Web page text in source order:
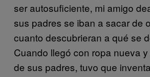
ser autosuficiente, mi amigo
sus padres se iban a sacar de
cuanto descubrieran a qué se
Cuando llegó con ropa nueva
de sus padres, tuvo que